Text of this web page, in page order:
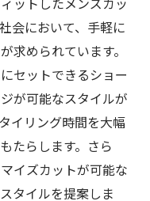
会において、手軽に
求められています。
セットできるショー
が可能なスタイルが
イリング時間を大幅
たらします。さら
イズカットが可能な
タイルを提案しま